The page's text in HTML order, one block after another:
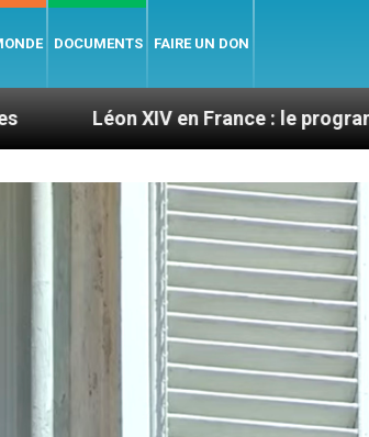
DOCUMENTS FAIRE UN DON
en France : le programme détaillé